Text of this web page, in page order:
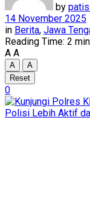
by
14 November 2025
in Berita, Jawa
Reading Time: 2
A A
A
A
Reset
0